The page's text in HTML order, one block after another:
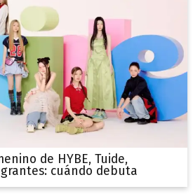
de HYBE, Tuide,
cuándo debuta